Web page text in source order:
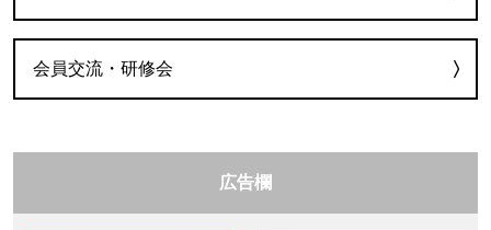
会員交流・研修会
広告欄